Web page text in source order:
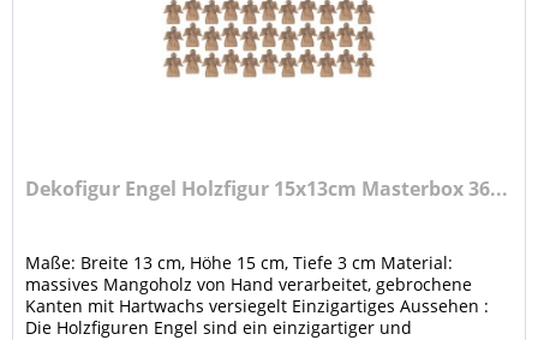
Dekofigur Engel Holzfigur 15x13cm Masterbox 36...
Maße: Breite 13 cm, Höhe 15 cm, Tiefe 3 cm Material:
massives Mangoholz von Hand verarbeitet, gebrochene
Kanten mit Hartwachs versiegelt Einzigartiges Aussehen :
Die Holzfiguren Engel sind ein einzigartiger und